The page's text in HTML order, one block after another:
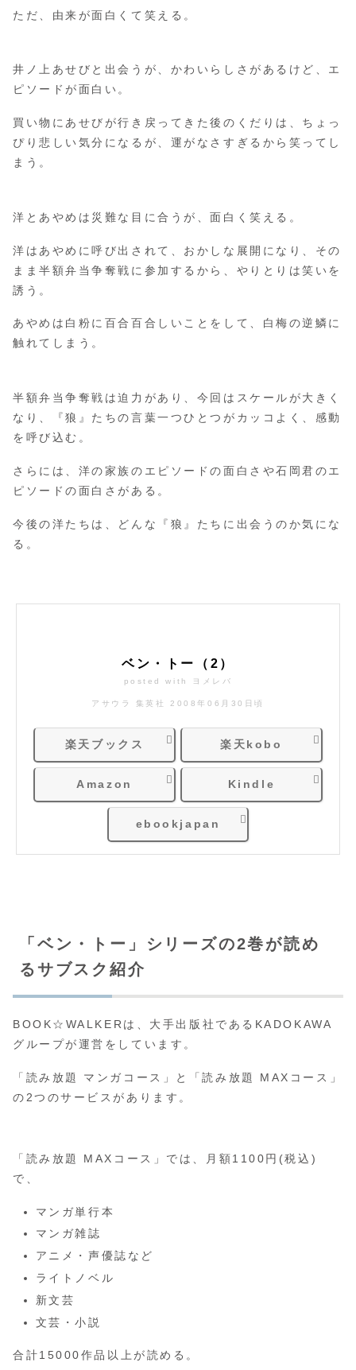
ただ、由来が面白くて笑える。
井ノ上あせびと出会うが、かわいらしさがあるけど、エ
ピソードが面白い。
買い物にあせびが行き戻ってきた後のくだりは、ちょっ
ぴり悲しい気分になるが、運がなさすぎるから笑ってし
まう。
洋とあやめは災難な目に合うが、面白く笑える。
洋はあやめに呼び出されて、おかしな展開になり、その
まま半額弁当争奪戦に参加するから、やりとりは笑いを
誘う。
あやめは白粉に百合百合しいことをして、白梅の逆鱗に
触れてしまう。
半額弁当争奪戦は迫力があり、今回はスケールが大きく
なり、『狼』たちの言葉一つひとつがカッコよく、感動
を呼び込む。
さらには、洋の家族のエピソードの面白さや石岡君のエ
ピソードの面白さがある。
今後の洋たちは、どんな『狼』たちに出会うのか気にな
る。
ベン・トー（2）
posted with ヨメレバ
アサウラ 集英社 2008年06月30日頃
楽天ブックス 楽天kobo
Amazon Kindle
ebookjapan
「ベン・トー」シリーズの2巻が読め
るサブスク紹介
BOOK☆WALKERは、大手出版社であるKADOKAWA
グループが運営をしています。
「読み放題 マンガコース」と「読み放題 MAXコース」
の2つのサービスがあります。
「読み放題 MAXコース」では、月額1100円(税込)
で、
マンガ単行本
マンガ雑誌
アニメ・声優誌など
ライトノベル
新文芸
文芸・小説
合計15000作品以上が読める。